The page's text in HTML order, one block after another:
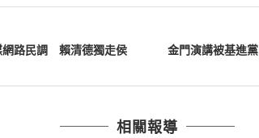
網路民調 賴清德獨走侯
金門演講被基進
相關報導